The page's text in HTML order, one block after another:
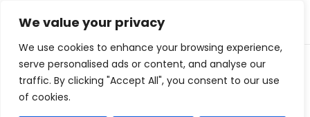
We value your privacy
We use cookies to enhance your browsing experience,
serve personalised ads or content, and analyse our
traffic. By clicking "Accept All", you consent to our use
of cookies.
Home » Posts Tagged "fruta"
BROWSING: